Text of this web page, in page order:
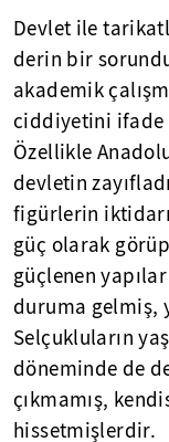
Devlet ile
derin bir
akademik
ciddiyetini ifade
Özellikle
devletin
figürlerin
güç olarak
güçlenen
duruma gelmiş,
Selçukluların
döneminde de
çıkmamış,
hissetmişlerdir.